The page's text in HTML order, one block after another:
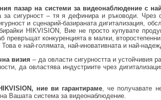
пазар на системи за видеонаблюдение с
за сигурност – тя я дефинира и ръководи.
и сценарий-базираната дигитализация,
HIKVISION, Вие не просто купувате
конкуренцията в малки,
е най-голямата, най-иновативната и най-
визия – да овласти сигурността и устойчивия
да овластява индустриите чрез
ние ви гарантираме , че получавате
Вашата система за видеонаблюдение.